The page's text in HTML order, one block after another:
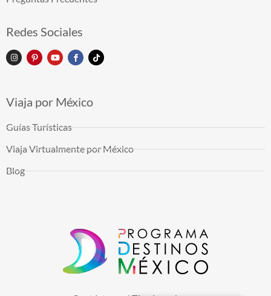
Redes Sociales
Viaja por México
Guías Turísticas
Viaja Virtualmente por México
Blog